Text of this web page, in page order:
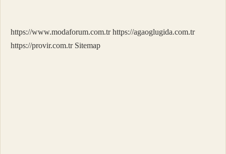
https://www.modaforum.com.tr https://agaoglugida.com.tr
https://provir.com.tr Sitemap